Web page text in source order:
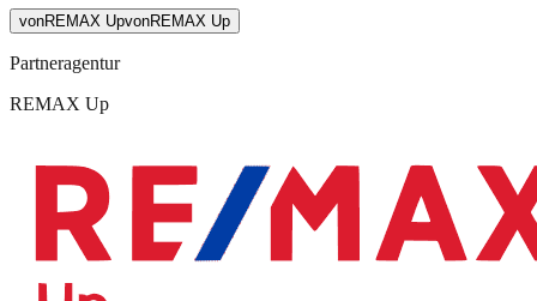
vonREMAX UpvonREMAX Up
Partneragentur
REMAX Up